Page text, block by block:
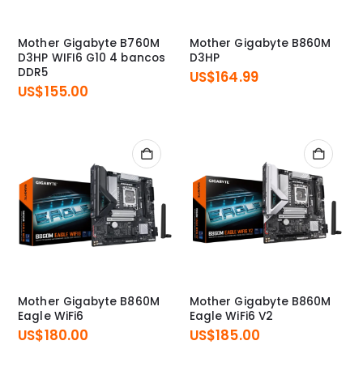
Mother Gigabyte B760M
D3HP WIFI6 G10 4 bancos
DDR5
US$155.00
Mother Gigabyte B860M
D3HP
US$164.99
Mother Gigabyte B860M
Eagle WiFi6
US$180.00
Mother Gigabyte B860M
Eagle WiFi6 V2
US$185.00